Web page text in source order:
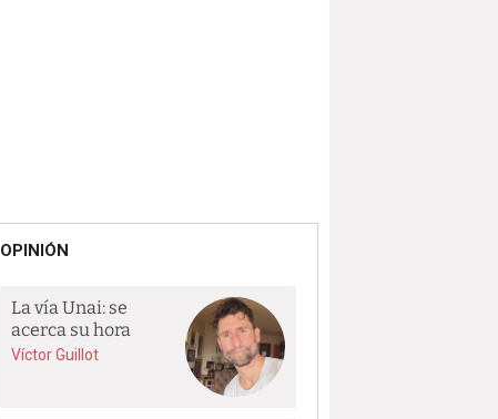
OPINIÓN
La vía Unai: se
acerca su hora
Víctor Guillot